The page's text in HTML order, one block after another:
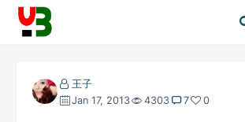
王子
Jan 17, 2013
4303 7 0